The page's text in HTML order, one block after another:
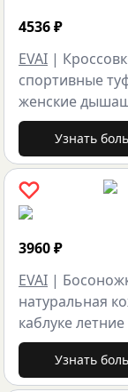
4536₽
EVAI |
спортивные
женские
Узнать
3960₽
EVAI |
натуральная
каблуке летние
Узнать